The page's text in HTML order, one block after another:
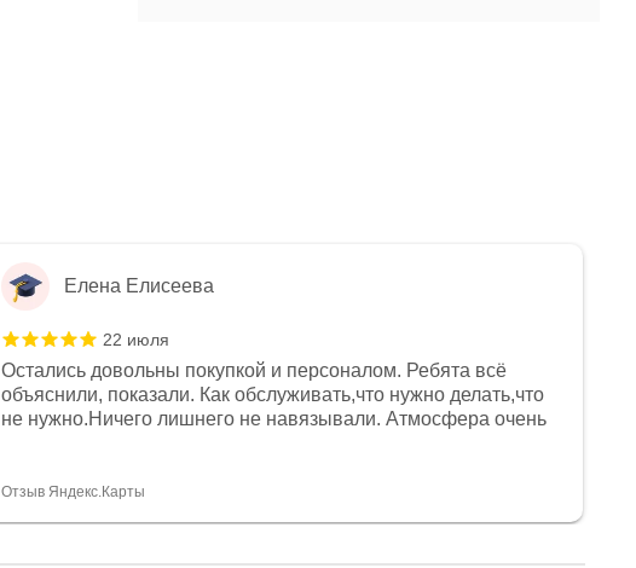
Елена Елисеева
22 июля
Остались довольны покупкой и персоналом. Ребята всё
объяснили, показали. Как обслуживать,что нужно делать,что
не нужно.Ничего лишнего не навязывали. Атмосфера очень
огромное спасибо Дмитрию, за клиентоориентированность и
Отзыв Яндекс.Карты